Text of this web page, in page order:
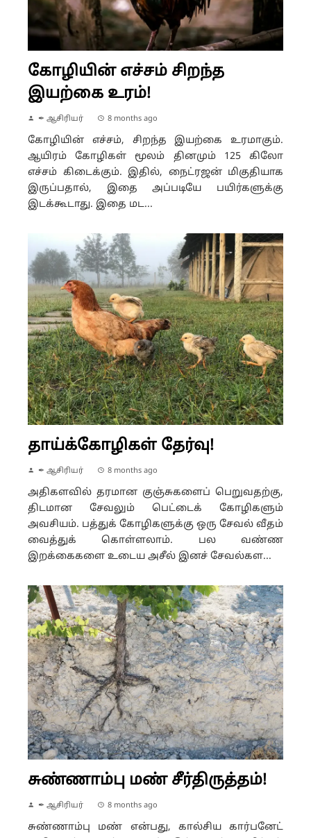
கோழியின் எச்சம் சிறந்த
இயற்கை உரம்!
✒ ஆசிரியர் 8 months ago
கோழியின் எச்சம், சிறந்த இயற்கை உரமாகும்.
ஆயிரம் கோழிகள் மூலம் தினமும் 125 கிலோ
எச்சம் கிடைக்கும். இதில், நைட்ரஜன் மிகுதியாக
இருப்பதால், இதை அப்படியே பயிர்களுக்கு
இடக்கூடாது. இதை மட...
தாய்க்கோழிகள் தேர்வு!
✒ ஆசிரியர் 8 months ago
அதிகளவில் தரமான குஞ்சுகளைப் பெறுவதற்கு,
திடமான சேவலும் பெட்டைக் கோழிகளும்
அவசியம். பத்துக் கோழிகளுக்கு ஒரு சேவல் வீதம்
வைத்துக் கொள்ளலாம். பல வண்ண
இறக்கைகளை உடைய அசீல் இனச் சேவல்கள...
சுண்ணாம்பு மண் சீர்திருத்தம்!
✒ ஆசிரியர் 8 months ago
சுண்ணாம்பு மண் என்பது, கால்சிய கார்பனேட்